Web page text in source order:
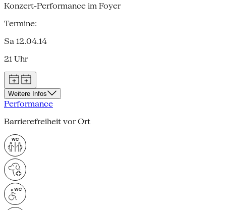
Konzert-Performance im Foyer
Termine:
Sa 12.04.14
21 Uhr
Weitere Infos
Performance
Barrierefreiheit vor Ort